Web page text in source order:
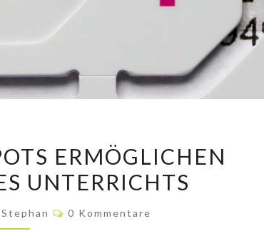
MOBILE
HOTSPOTS
STREAMING
ERMÖGLICHEN
UNTERRICHTS
Stephan Kommentare
0 Kommentare